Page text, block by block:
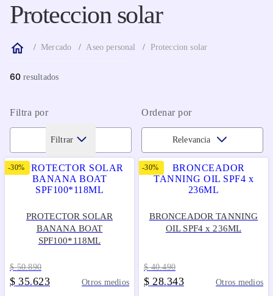
Proteccion solar
Mercado Aseo personal Proteccion solar
60
Filtra por Ordenar por
Filtrar Relevancia
-30%
PROTECTOR SOLAR
BANANA BOAT
SPF100*118ML
$ 50.890
$ 35.623 Otros medios
-30%
BRONCEADOR TANNING
OIL SPF4 x 236ML
$ 40.490
$ 28.343 Otros medios